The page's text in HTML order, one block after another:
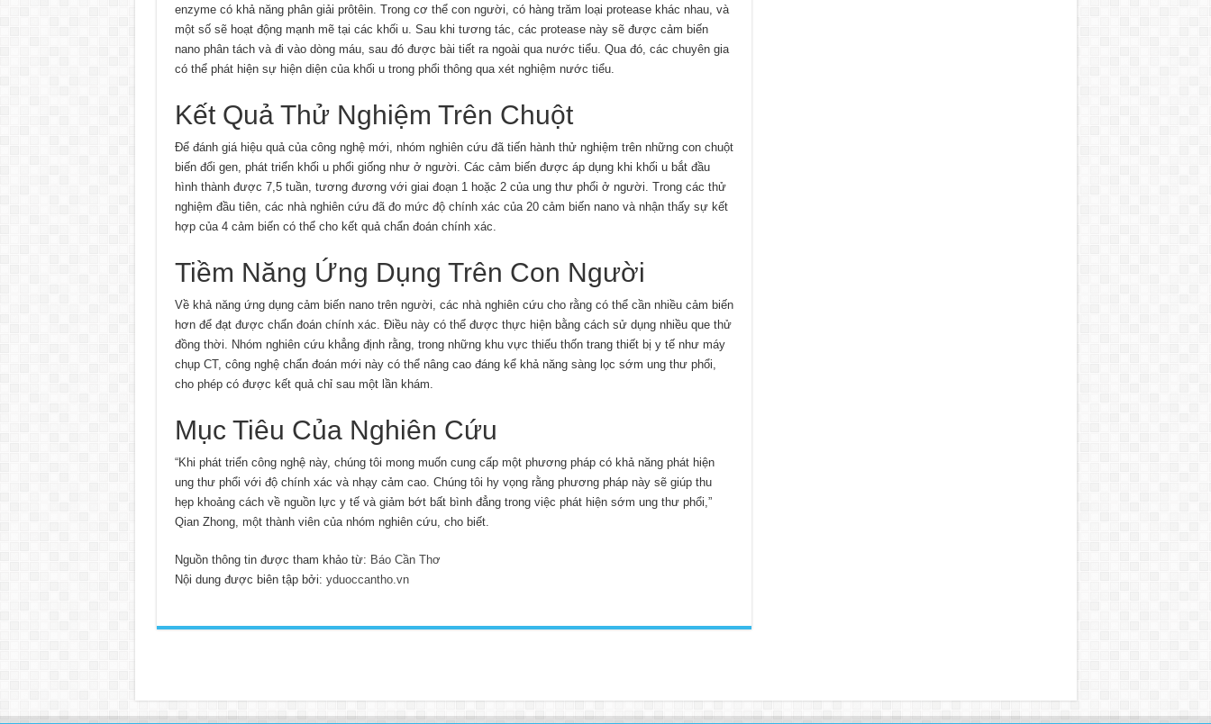
enzyme có khả năng phân giải prôtêin. Trong cơ thể con người, có hàng trăm loại protease khác nhau, và
một số sẽ hoạt động mạnh mẽ tại các khối u. Sau khi tương tác, các protease này sẽ được cảm biến
nano phân tách và đi vào dòng máu, sau đó được bài tiết ra ngoài qua nước tiểu. Qua đó, các chuyên gia
có thể phát hiện sự hiện diện của khối u trong phổi thông qua xét nghiệm nước tiểu.
Kết Quả Thử Nghiệm Trên Chuột
Để đánh giá hiệu quả của công nghệ mới, nhóm nghiên cứu đã tiến hành thử nghiệm trên những con chuột
biến đổi gen, phát triển khối u phổi giống như ở người. Các cảm biến được áp dụng khi khối u bắt đầu
hình thành được 7,5 tuần, tương đương với giai đoạn 1 hoặc 2 của ung thư phổi ở người. Trong các thử
nghiệm đầu tiên, các nhà nghiên cứu đã đo mức độ chính xác của 20 cảm biến nano và nhận thấy sự kết
hợp của 4 cảm biến có thể cho kết quả chẩn đoán chính xác.
Tiềm Năng Ứng Dụng Trên Con Người
Về khả năng ứng dụng cảm biến nano trên người, các nhà nghiên cứu cho rằng có thể cần nhiều cảm biến
hơn để đạt được chẩn đoán chính xác. Điều này có thể được thực hiện bằng cách sử dụng nhiều que thử
đồng thời. Nhóm nghiên cứu khẳng định rằng, trong những khu vực thiếu thốn trang thiết bị y tế như máy
chụp CT, công nghệ chẩn đoán mới này có thể nâng cao đáng kể khả năng sàng lọc sớm ung thư phổi,
cho phép có được kết quả chỉ sau một lần khám.
Mục Tiêu Của Nghiên Cứu
“Khi phát triển công nghệ này, chúng tôi mong muốn cung cấp một phương pháp có khả năng phát hiện
ung thư phổi với độ chính xác và nhạy cảm cao. Chúng tôi hy vọng rằng phương pháp này sẽ giúp thu
hẹp khoảng cách về nguồn lực y tế và giảm bớt bất bình đẳng trong việc phát hiện sớm ung thư phổi,”
Qian Zhong, một thành viên của nhóm nghiên cứu, cho biết.
Nguồn thông tin được tham khảo từ: Báo Cần Thơ
Nội dung được biên tập bởi: yduoccantho.vn